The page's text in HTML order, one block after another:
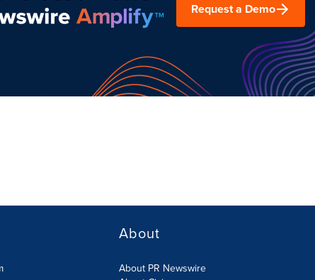
Request a Demo
About
About PR Newswire